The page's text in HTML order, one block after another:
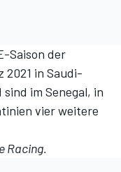
Saison der
2021 in Saudi-
im Senegal, in
vier weitere
Racing.